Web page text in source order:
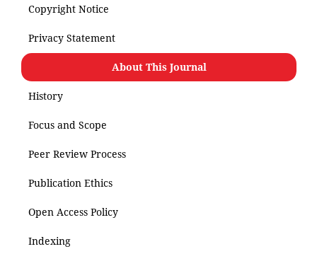
Copyright Notice
Privacy Statement
About This Journal
History
Focus and Scope
Peer Review Process
Publication Ethics
Open Access Policy
Indexing